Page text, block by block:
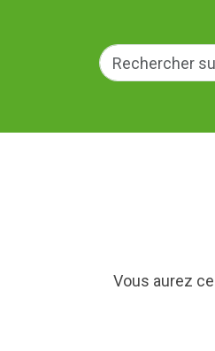
Vous aurez